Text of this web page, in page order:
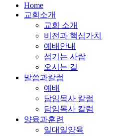
Close
Menu
Home
교회소개
교회 소개
비전과 핵심가치
예배안내
섬기는 사람
오시는 길
말씀과칼럼
예배
담임목사 칼럼
담임목사 칼럼
양육과훈련
일대일양육